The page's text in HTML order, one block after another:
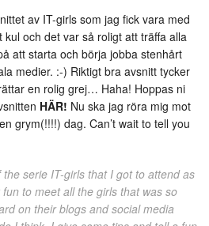
av IT-girls som jag fick vara med
och det var så roligt att träffa alla
att starta och börja jobba stenhårt
medier. :-) Riktigt bra avsnitt tycker
en rolig grej… Haha! Hoppas ni
HÄR! Nu ska jag röra mig mot
grym(!!!!) dag. Can’t wait to tell you
the serie IT-girls that I got to attend as
to meet all the girls that was so
on their blogs and social media